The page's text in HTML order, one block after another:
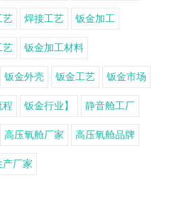
艺 焊接工艺 钣金加工
艺 钣金加工材料
钣金外壳 钣金工艺 钣金市场
程 钣金行业】 静音舱工厂
高压氧舱厂家 高压氧舱品牌
厂家